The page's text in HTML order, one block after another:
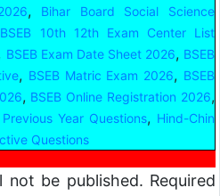
,
Bihar Board Social Science
BSEB 10th 12th Exam Center List
BSEB Exam Date Sheet 2026, BSEB
, BSEB Matric Exam 2026, BSEB
, BSEB Online Registration 2026,
Year Questions, Hind-Chin
Questions
not be published. Required